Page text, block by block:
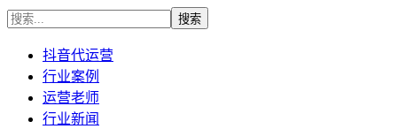
抖音代运营
行业案例
运营老师
行业新闻